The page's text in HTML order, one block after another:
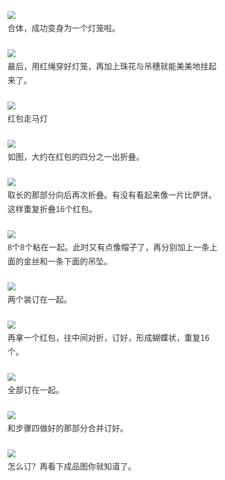
合体，成功变身为一个灯笼啦。
最后，用红绳穿好灯笼，再加上珠花与吊穗就能美美地挂起
来了。
红包走马灯
如图，大约在红包的四分之一出折叠。
取长的那部分向后再次折叠。有没有看起来像一片比萨饼。
这样重复折叠16个红包。
8个8个粘在一起。此时又有点像帽子了，再分别加上一条上
面的金丝和一条下面的吊坠。
两个装订在一起。
再拿一个红包，往中间对折，订好，形成蝴蝶状，重复16
个。
全部订在一起。
和步骤四做好的那部分合并订好。
怎么订？再看下成品图你就知道了。